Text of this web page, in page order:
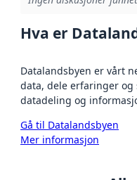
Hva er
Datalandsbyen er vårt
data, dele erfaringer
datadeling og
Gå til Datalandsbyen
Mer informasjon